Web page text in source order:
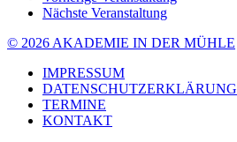
Nächste Veranstaltung
© 2026 AKADEMIE IN DER MÜHLE
IMPRESSUM
DATENSCHUTZERKLÄRUNG
TERMINE
KONTAKT